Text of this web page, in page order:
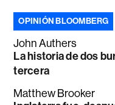
OPINIÓN BLOOMBERG
John Authers
La historia de dos
tercera
Matthew Brooker